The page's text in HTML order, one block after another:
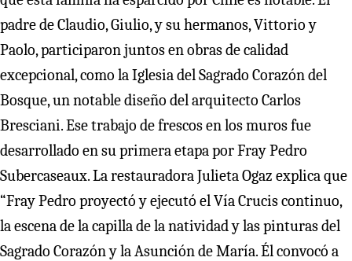
padre de Claudio, Giulio, y su hermanos, Vittorio y
Paolo, participaron juntos en obras de calidad
excepcional, como la Iglesia del Sagrado Corazón del
Bosque, un notable diseño del arquitecto Carlos
Bresciani. Ese trabajo de frescos en los muros fue
desarrollado en su primera etapa por Fray Pedro
Subercaseaux. La restauradora Julieta Ogaz explica que
“Fray Pedro proyectó y ejecutó el Vía Crucis continuo,
la escena de la capilla de la natividad y las pinturas del
Sagrado Corazón y la Asunción de María. Él convocó a